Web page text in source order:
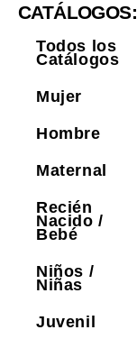
CATÁLOGOS:
Todos los
Catálogos
Mujer
Hombre
Maternal
Recién
Nacido /
Bebé
Niños /
Niñas
Juvenil